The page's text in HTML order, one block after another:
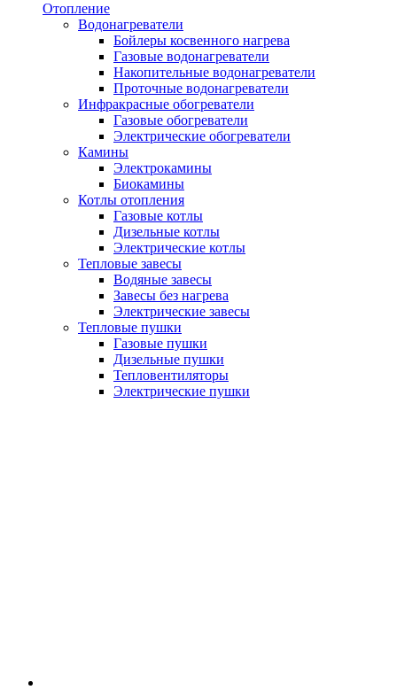
Отопление
Водонагреватели
Бойлеры косвенного нагрева
Газовые водонагреватели
Накопительные водонагреватели
Проточные водонагреватели
Инфракрасные обогреватели
Газовые обогреватели
Электрические обогреватели
Камины
Электрокамины
Биокамины
Котлы отопления
Газовые котлы
Дизельные котлы
Электрические котлы
Тепловые завесы
Водяные завесы
Завесы без нагрева
Электрические завесы
Тепловые пушки
Газовые пушки
Дизельные пушки
Тепловентиляторы
Электрические пушки